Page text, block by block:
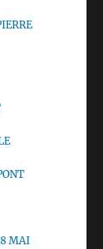
MAI